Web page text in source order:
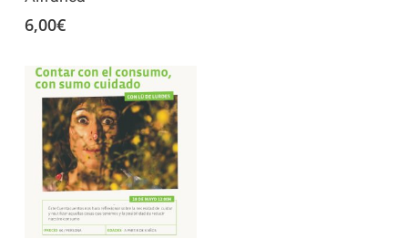
6,00€